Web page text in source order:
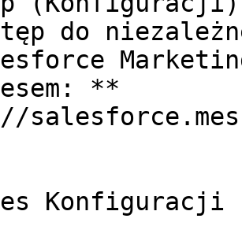
do
**
Konfiguracji